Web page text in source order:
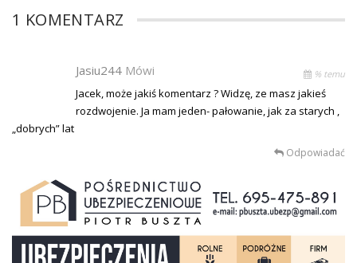
1 KOMENTARZ
Jasiu244 Mówi % temu
Jacek, może jakiś komentarz ? Widzę, ze masz jakieś
rozdwojenie. Ja mam jeden- pałowanie, jak za starych ,
„dobrych” lat
Odpowiadać